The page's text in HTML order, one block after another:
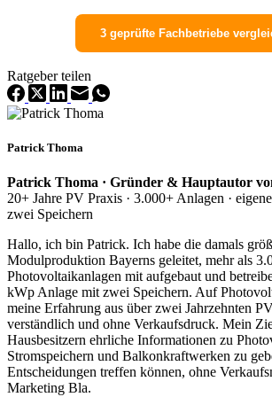
3 geprüfte Fachbetriebe
Ratgeber teilen
Patrick Thoma
Patrick Thoma · Gründer & Hauptautor
20+ Jahre PV Praxis · 3.000+ Anlagen ·
zwei Speichern
Hallo, ich bin Patrick. Ich habe die damals
Modulproduktion Bayerns geleitet, mehr als
Photovoltaikanlagen mit aufgebaut und
kWp Anlage mit zwei Speichern. Auf
meine Erfahrung aus über zwei Jahrzehnten
verständlich und ohne Verkaufsdruck. Mein
Hausbesitzern ehrliche Informationen zu
Stromspeichern und Balkonkraftwerken zu
Entscheidungen treffen können, ohne
Marketing Bla.